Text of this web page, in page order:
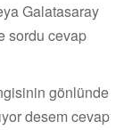
Galatasaray
sordu cevap
gönlünde
desem cevap